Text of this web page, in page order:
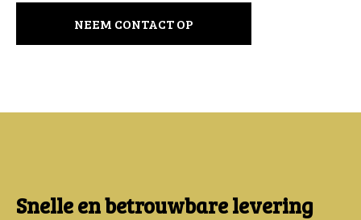
NEEM CONTACT OP
Snelle en betrouwbare levering